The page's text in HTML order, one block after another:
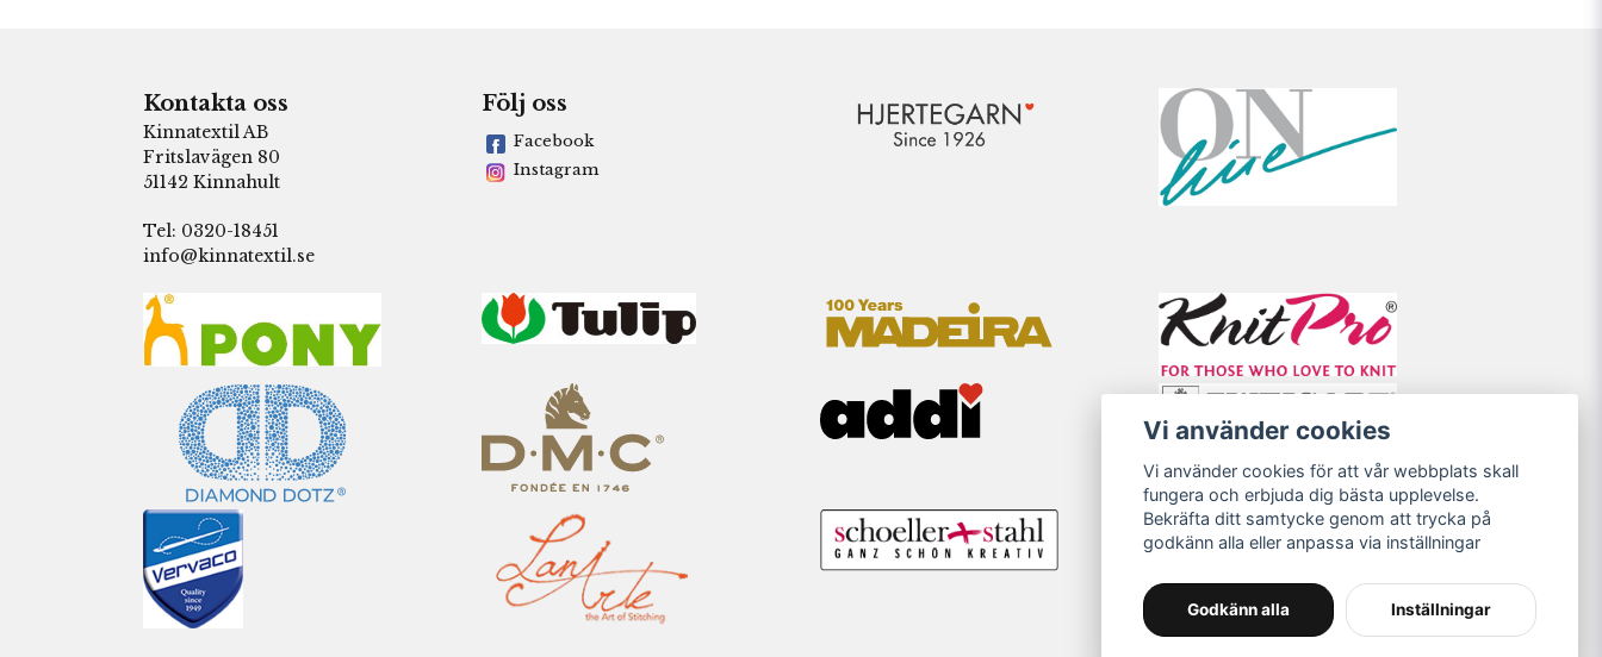
Kontakta oss
Kinnatextil AB
Fritslavägen 80
51142 Kinnahult
Tel: 0320-18451
info@kinnatextil.se
Följ oss
Facebook
Instagram
Vi använder cookies
Vi använder cookies för att vår webbplats skall
fungera och erbjuda dig bästa upplevelse.
Bekräfta ditt samtycke genom att trycka på
godkänn alla eller anpassa via inställningar
Godkänn alla Inställningar